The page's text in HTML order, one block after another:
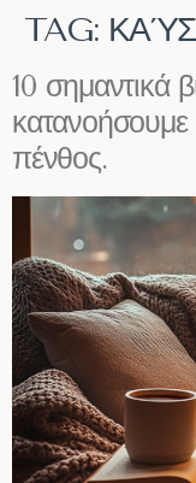
TAG:
10 σημαντικά
κατανοήσουμε
πένθος.